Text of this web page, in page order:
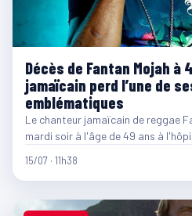
Décès de Fantan Mojah à
jamaïcain perd l’une de
emblématiques
Le chanteur jamaïcain de reggae
mardi soir à l'âge de 49 ans à
15/07 · 11h38